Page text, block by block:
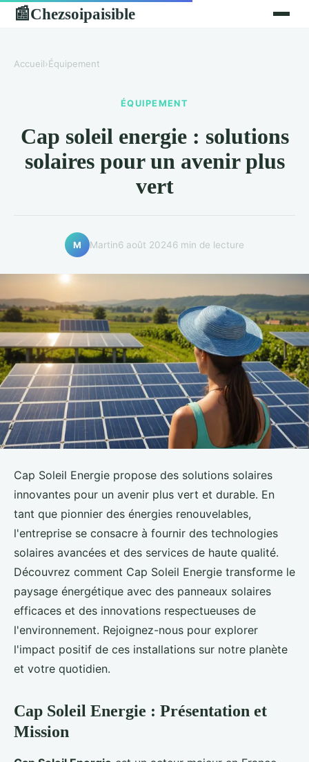
📰Chezsoipaisible
Accueil›Équipement
ÉQUIPEMENT
Cap soleil energie : solutions
solaires pour un avenir plus
vert
M Martin6 août 20246 min de lecture
Cap Soleil Energie propose des solutions solaires
innovantes pour un avenir plus vert et durable. En
tant que pionnier des énergies renouvelables,
l'entreprise se consacre à fournir des technologies
solaires avancées et des services de haute qualité.
Découvrez comment Cap Soleil Energie transforme le
paysage énergétique avec des panneaux solaires
efficaces et des innovations respectueuses de
l'environnement. Rejoignez-nous pour explorer
l'impact positif de ces installations sur notre planète
et votre quotidien.
Cap Soleil Energie : Présentation et
Mission